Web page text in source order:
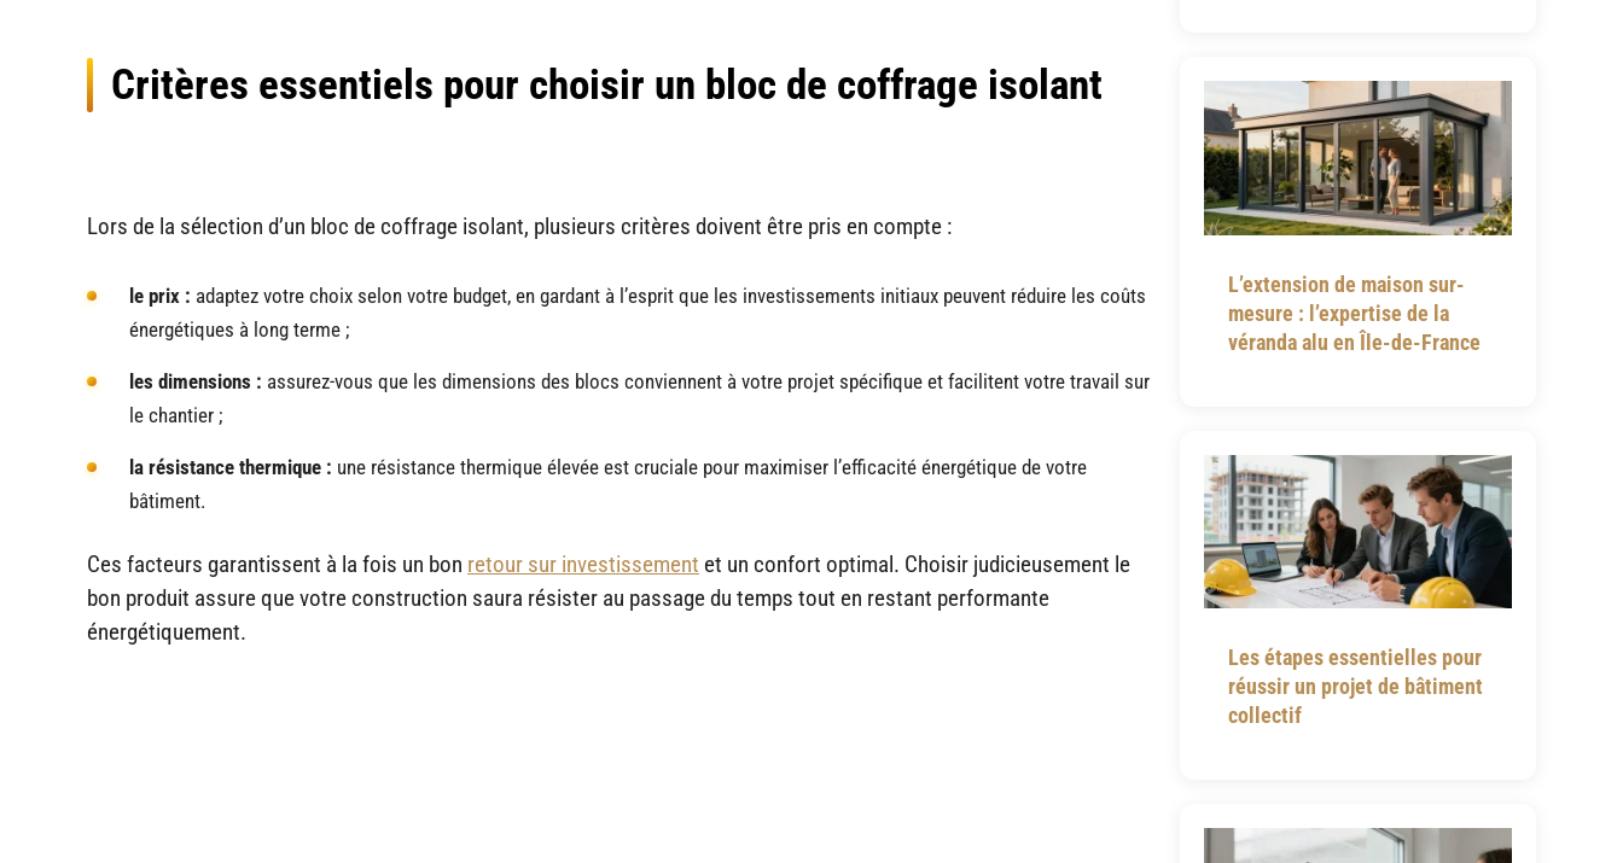
Critères essentiels pour choisir un bloc de coffrage isolant
Lors de la sélection d’un bloc de coffrage isolant, plusieurs critères doivent être pris en compte :
le prix : adaptez votre choix selon votre budget, en gardant à l’esprit que les investissements initiaux peuvent réduire les coûts
énergétiques à long terme ;
les dimensions : assurez-vous que les dimensions des blocs conviennent à votre projet spécifique et facilitent votre travail sur
le chantier ;
la résistance thermique : une résistance thermique élevée est cruciale pour maximiser l’efficacité énergétique de votre
bâtiment.
Ces facteurs garantissent à la fois un bon retour sur investissement et un confort optimal. Choisir judicieusement le
bon produit assure que votre construction saura résister au passage du temps tout en restant performante
énergétiquement.
L’extension de maison sur-
mesure : l’expertise de la
véranda alu en Île-de-France
Les étapes essentielles pour
réussir un projet de bâtiment
collectif